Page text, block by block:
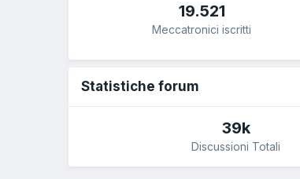
19.521
Meccatronici iscritti
Statistiche forum
39k
Discussioni Totali